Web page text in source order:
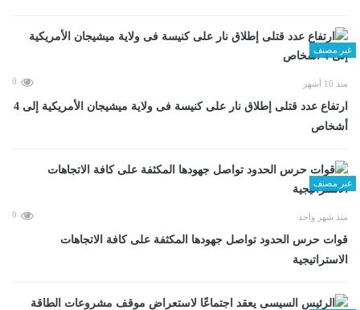
غير مصنف
منذ 10 أشهر 0
ارتفاع عدد قتلى إطلاق نار على كنيسة فى ولاية ميشيجان الأمريكية إلى 4
أشخاص
غير مصنف
منذ شهر واحد 0
قوات حرس الحدود تواصل جهودها المكثفة على كافة الاتجاهات
الاستراتيجية